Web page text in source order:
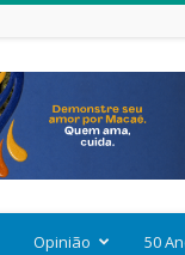
Opinião 50